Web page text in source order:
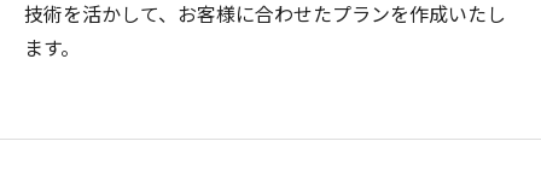
技術を活かして、お客様に合わせたプランを作成いたし
ます。